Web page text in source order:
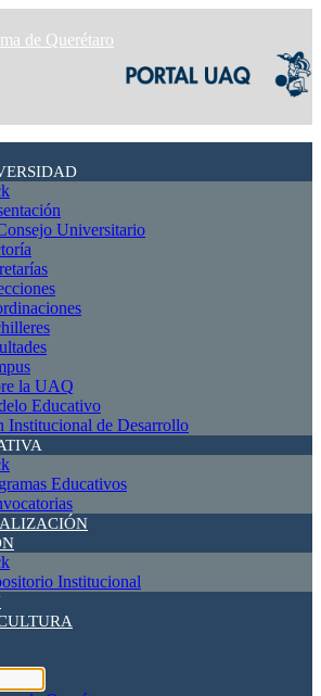
Universitario
la UAQ
Educativo
Institucional de Desarrollo
Educativos
Institucional